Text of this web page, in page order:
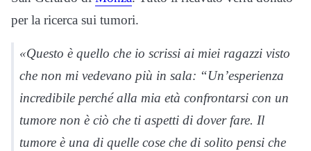
per la ricerca sui tumori.
«Questo è quello che io scrissi ai miei ragazzi visto
che non mi vedevano più in sala: “Un’esperienza
incredibile perché alla mia età confrontarsi con un
tumore non è ciò che ti aspetti di dover fare. Il
tumore è una di quelle cose che di solito pensi che